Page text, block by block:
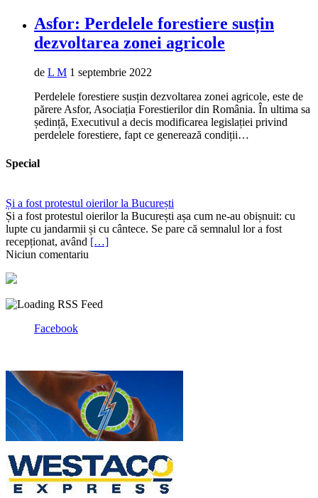
Asfor: Perdelele forestiere susțin
dezvoltarea zonei agricole
de L M 1 septembrie 2022
Perdelele forestiere susțin dezvoltarea zonei agricole, este de
părere Asfor, Asociația Forestierilor din România. În ultima sa
ședință, Executivul a decis modificarea legislației privind
perdelele forestiere, fapt ce generează condiții…
Special
Și a fost protestul oierilor la București
Și a fost protestul oierilor la București așa cum ne-au obișnuit: cu
lupte cu jandarmii și cu cântece. Se pare că semnalul lor a fost
recepționat, având […]
Niciun comentariu
Facebook